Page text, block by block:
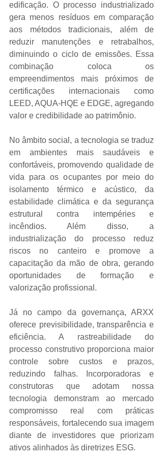
edificação. O processo industrializado
gera menos resíduos em comparação
aos métodos tradicionais, além de
reduzir manutenções e retrabalhos,
diminuindo o ciclo de emissões. Essa
combinação coloca os
empreendimentos mais próximos de
certificações internacionais como
LEED, AQUA-HQE e EDGE, agregando
valor e credibilidade ao patrimônio.
No âmbito social, a tecnologia se traduz
em ambientes mais saudáveis e
confortáveis, promovendo qualidade de
vida para os ocupantes por meio do
isolamento térmico e acústico, da
estabilidade climática e da segurança
estrutural contra intempéries e
incêndios. Além disso, a
industrialização do processo reduz
riscos no canteiro e promove a
capacitação da mão de obra, gerando
oportunidades de formação e
valorização profissional.
Já no campo da governança, ARXX
oferece previsibilidade, transparência e
eficiência. A rastreabilidade do
processo construtivo proporciona maior
controle sobre custos e prazos,
reduzindo falhas. Incorporadoras e
construtoras que adotam nossa
tecnologia demonstram ao mercado
compromisso real com práticas
responsáveis, fortalecendo sua imagem
diante de investidores que priorizam
ativos alinhados às diretrizes ESG.